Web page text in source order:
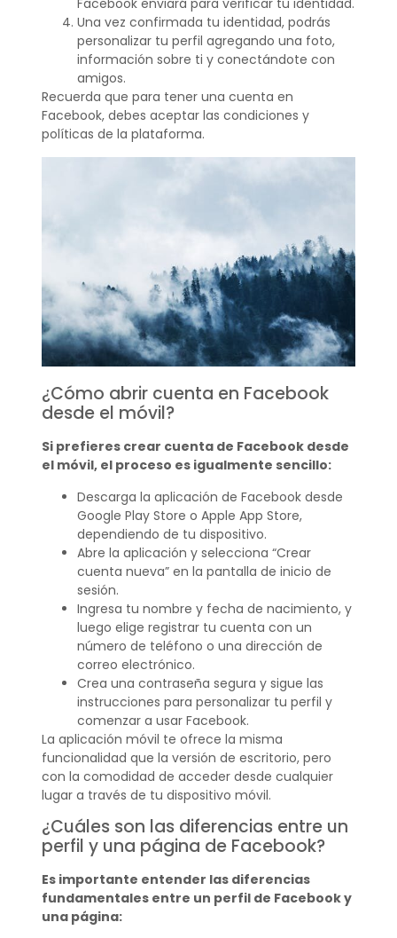
Facebook enviará para verificar tu identidad.
Una vez confirmada tu identidad, podrás
personalizar tu perfil agregando una foto,
información sobre ti y conectándote con
amigos.
Recuerda que para tener una cuenta en
Facebook, debes aceptar las condiciones y
políticas de la plataforma.
¿Cómo abrir cuenta en Facebook
desde el móvil?
Si prefieres crear cuenta de Facebook desde
el móvil, el proceso es igualmente sencillo:
Descarga la aplicación de Facebook desde
Google Play Store o Apple App Store,
dependiendo de tu dispositivo.
Abre la aplicación y selecciona “Crear
cuenta nueva” en la pantalla de inicio de
sesión.
Ingresa tu nombre y fecha de nacimiento, y
luego elige registrar tu cuenta con un
número de teléfono o una dirección de
correo electrónico.
Crea una contraseña segura y sigue las
instrucciones para personalizar tu perfil y
comenzar a usar Facebook.
La aplicación móvil te ofrece la misma
funcionalidad que la versión de escritorio, pero
con la comodidad de acceder desde cualquier
lugar a través de tu dispositivo móvil.
¿Cuáles son las diferencias entre un
perfil y una página de Facebook?
Es importante entender las diferencias
fundamentales entre un perfil de Facebook y
una página: